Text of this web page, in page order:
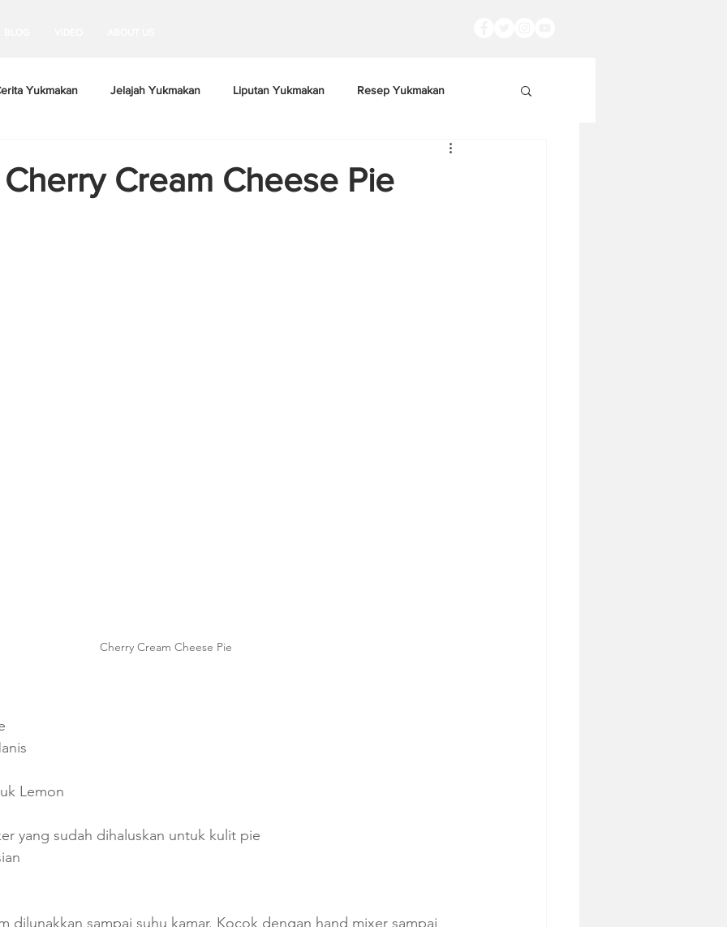
Yukmakan Jelajah Yukmakan Liputan Yukmakan Resep Yukmakan
Cream Cheese Pie
Cherry Cream Cheese Pie
Lemon
yang sudah dihaluskan untuk kulit pie
dilunakkan sampai suhu kamar. Kocok dengan hand mixer sampai